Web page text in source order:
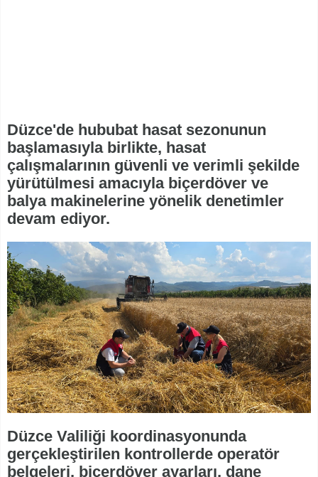
Düzce'de hububat hasat sezonunun
başlamasıyla birlikte, hasat
çalışmalarının güvenli ve verimli şekilde
yürütülmesi amacıyla biçerdöver ve
balya makinelerine yönelik denetimler
devam ediyor.
Düzce Valiliği koordinasyonunda
gerçekleştirilen kontrollerde operatör
belgeleri, biçerdöver ayarları, dane